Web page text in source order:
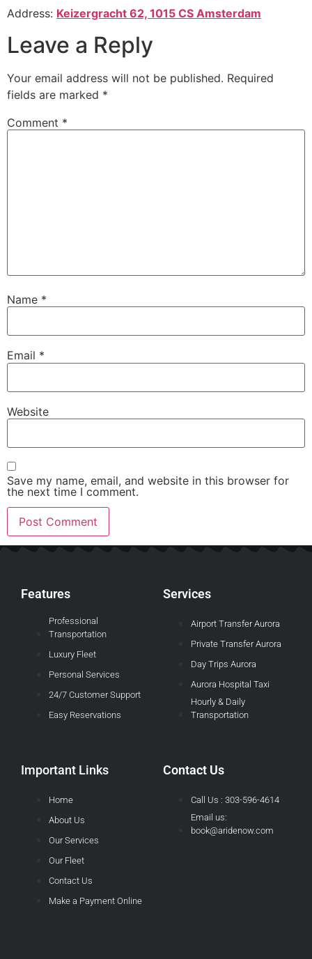
Address: Keizergracht 62, 1015 CS Amsterdam
Leave a Reply
Your email address will not be published. Required
fields are marked *
Comment *
Name *
Email *
Website
Save my name, email, and website in this browser for
the next time I comment.
Features
Professional
Transportation
Luxury Fleet
Personal Services
24/7 Customer Support
Easy Reservations
Services
Airport Transfer Aurora
Private Transfer Aurora
Day Trips Aurora
Aurora Hospital Taxi
Hourly & Daily
Transportation
Important Links
Home
About Us
Our Services
Our Fleet
Contact Us
Make a Payment Online
Contact Us
Call Us : 303-596-4614
Email us:
book@aridenow.com